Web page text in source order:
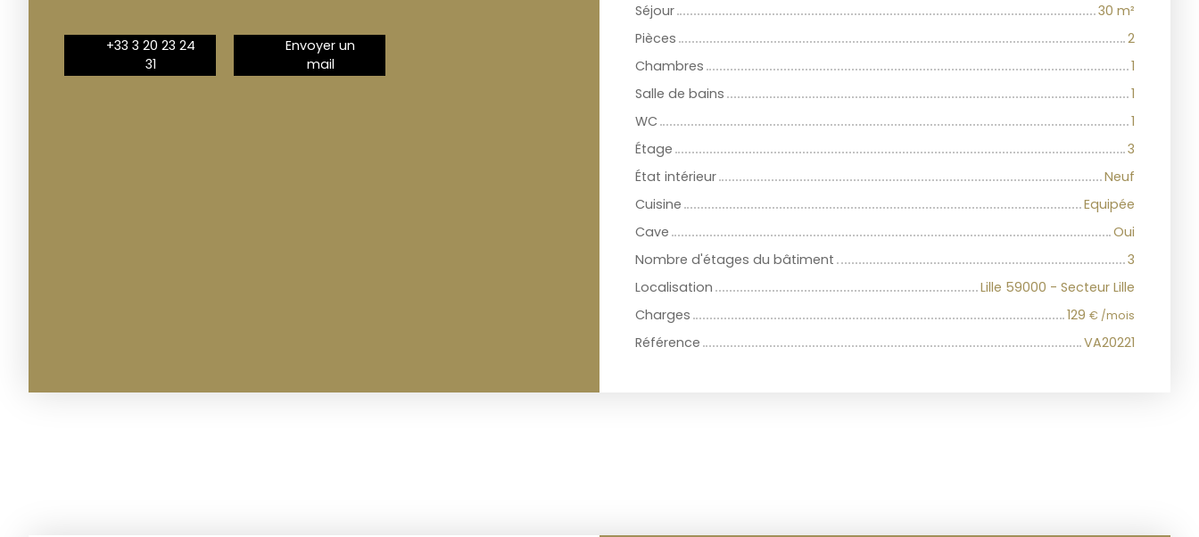
+33 3 20 23 24
31
Envoyer un
mail
Séjour
30 m²
Pièces
2
Chambres
1
Salle de bains
1
WC
1
Étage
3
État intérieur
Neuf
Cuisine
Equipée
Cave
Oui
Nombre d'étages du bâtiment
3
Localisation
Lille 59000 - Secteur Lille
Charges
129 € /mois
Référence VA20221